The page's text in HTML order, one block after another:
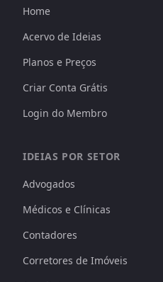
Home
Acervo de Ideias
Planos e Preços
Criar Conta Grátis
Login do Membro
IDEIAS POR SETOR
Advogados
Médicos e Clínicas
Contadores
Corretores de Imóveis